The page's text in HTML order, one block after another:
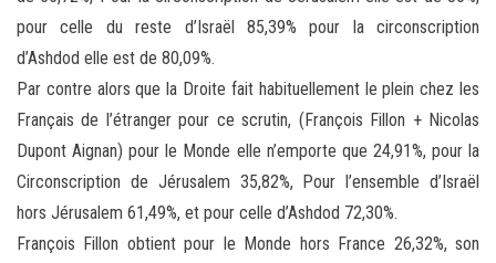
pour celle du reste d’Israël 85,39% pour la circonscription
d’Ashdod elle est de 80,09%.
Par contre alors que la Droite fait habituellement le plein chez les
Français de l’étranger pour ce scrutin, (François Fillon + Nicolas
Dupont Aignan) pour le Monde elle n’emporte que 24,91%, pour la
Circonscription de Jérusalem 35,82%, Pour l’ensemble d’Israël
hors Jérusalem 61,49%, et pour celle d’Ashdod 72,30%.
François Fillon obtient pour le Monde hors France 26,32%, son